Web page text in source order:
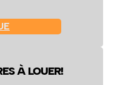
À LOUER!